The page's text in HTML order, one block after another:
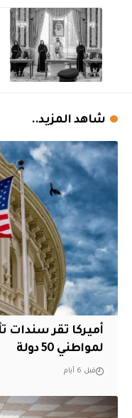
شاهد المزيد..
لمواطني 50 دولة
قبل 6 أيام